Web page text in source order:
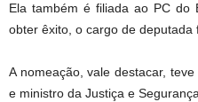
Ela também é filiada ao PC do
obter êxito, o cargo de deputada
A nomeação, vale destacar,
e ministro da Justiça e